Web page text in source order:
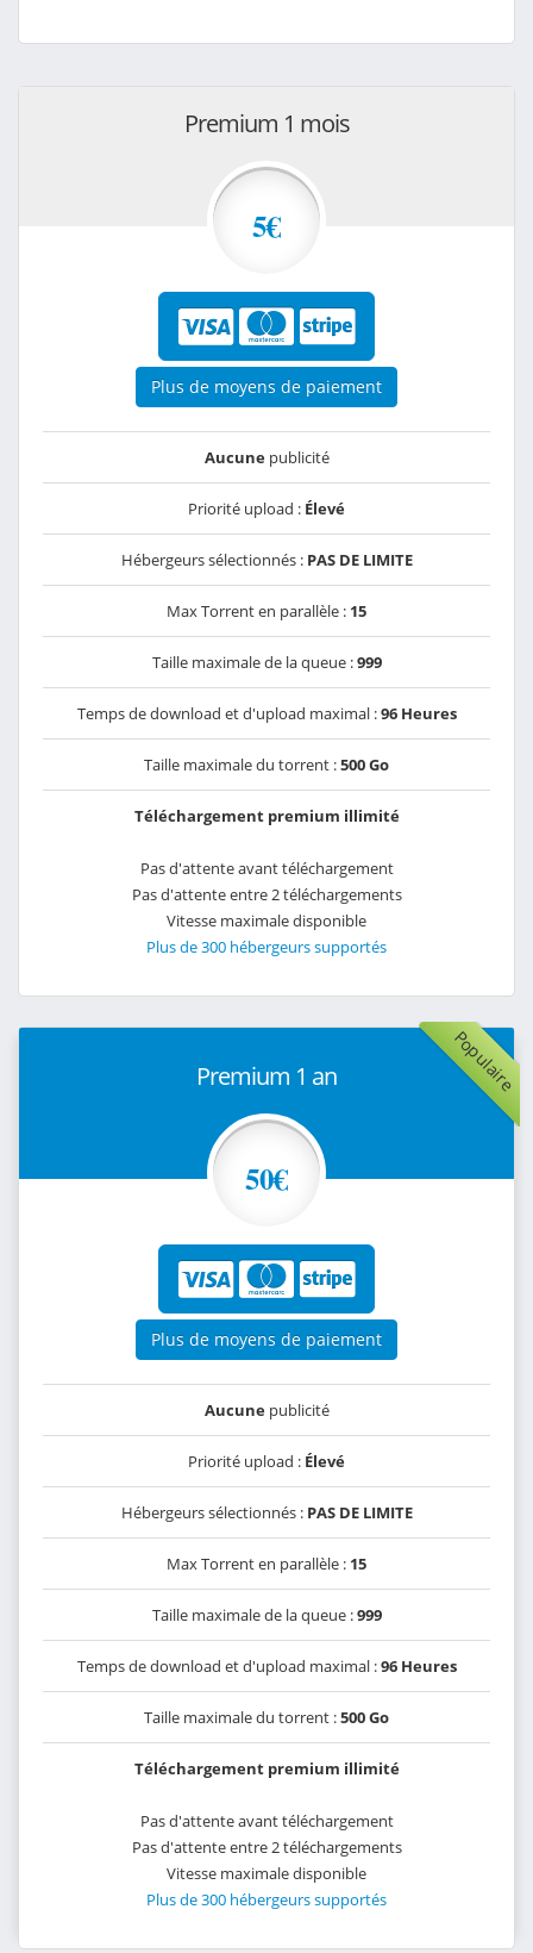
Premium 1 mois
5€
Plus de moyens de paiement
Aucunepublicité
Priorité upload : Élevé
Hébergeurs sélectionnés : PAS DE LIMITE
Max Torrent en parallèle : 15
Taille maximale de la queue :999
Temps de download et d'upload maximal :96 Heures
Taille maximale du torrent :500 Go
Téléchargement premium illimité
Pas d'attente avant téléchargement
Pas d'attente entre 2 téléchargements
Vitesse maximale disponible
Plus de 300 hébergeurs supportés
Populaire
Premium 1 an
50€
Plus de moyens de paiement
Aucunepublicité
Priorité upload : Élevé
Hébergeurs sélectionnés : PAS DE LIMITE
Max Torrent en parallèle : 15
Taille maximale de la queue :999
Temps de download et d'upload maximal :96 Heures
Taille maximale du torrent :500 Go
Téléchargement premium illimité
Pas d'attente avant téléchargement
Pas d'attente entre 2 téléchargements
Vitesse maximale disponible
Plus de 300 hébergeurs supportés